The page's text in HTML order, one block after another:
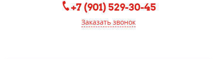
+7 (901) 529-30-45
Заказать звонок